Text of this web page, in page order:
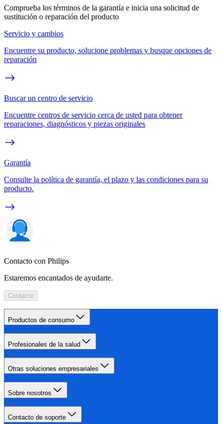
Comprueba los términos de la garantía e inicia una solicitud de
sustitución o reparación del producto
Servicio y cambios
Encuentre su producto, solucione problemas y busque opciones de
reparación
Buscar un centro de servicio
Encuentre centros de servicio cerca de usted para obtener
reparaciones, diagnósticos y piezas originales
Garantía
Consulte la política de garantía, el plazo y las condiciones para su
producto.
Contacto con Philips
Estaremos encantados de ayudarte.
Contacto
Productos de consumo
Profesionales de la salud
Otras soluciones empresariales
Sobre nosotros
Contacto de soporte